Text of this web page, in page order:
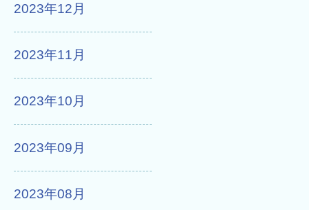
2023年12月
2023年11月
2023年10月
2023年09月
2023年08月